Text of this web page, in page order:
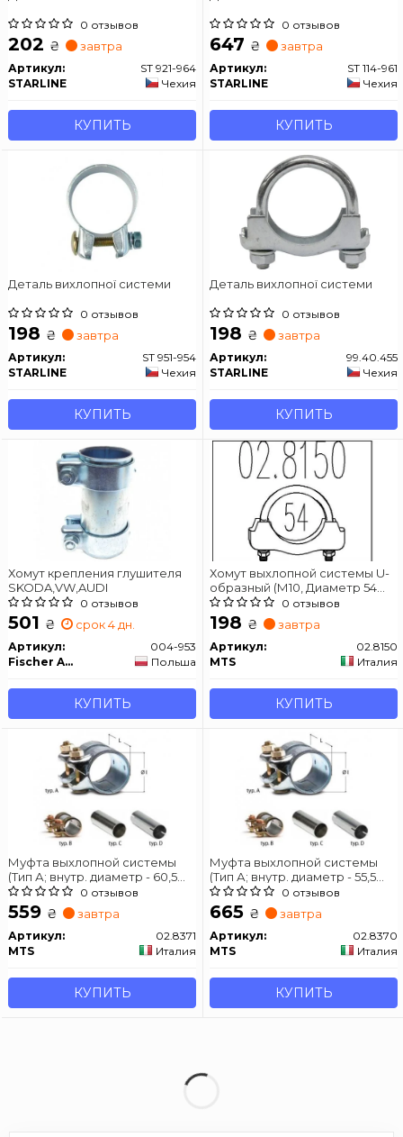
0 отзывов
202 ₴ завтра
Артикул:
ST 921-964
STARLINE
Чехия
КУПИТЬ
0 отзывов
647 ₴ завтра
Артикул:
ST 114-961
STARLINE
Чехия
КУПИТЬ
Деталь вихлопної системи
0 отзывов
198 ₴ завтра
Артикул:
ST 951-954
STARLINE
Чехия
КУПИТЬ
Деталь вихлопної системи
0 отзывов
198 ₴ завтра
Артикул:
99.40.455
STARLINE
Чехия
КУПИТЬ
Хомут крепления глушителя
SKODA,VW,AUDI
0 отзывов
501 ₴ срок 4 дн.
Артикул:
004-953
Fischer Automotive One (FA1)
Польша
КУПИТЬ
Хомут выхлопной системы U-
образный (М10, Диаметр 54
мм)
0 отзывов
198 ₴ завтра
Артикул:
02.8150
MTS
Италия
КУПИТЬ
Муфта выхлопной системы
(Тип А; внутр. диаметр - 60,5
мм; длина - 125 мм)
0 отзывов
559 ₴ завтра
Артикул:
02.8371
MTS
Италия
КУПИТЬ
Муфта выхлопной системы
(Тип А; внутр. диаметр - 55,5
мм; длина - 125 мм)
0 отзывов
665 ₴ завтра
Артикул:
02.8370
MTS
Италия
КУПИТЬ